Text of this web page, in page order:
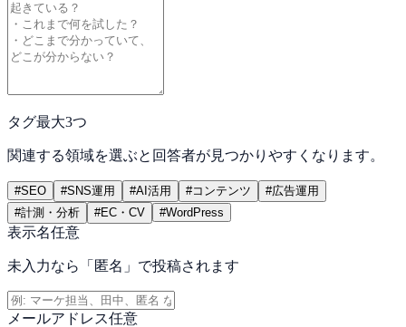
タグ最大3つ
関連する領域を選ぶと回答者が見つかりやすくなります。
#SEO #SNS運用 #AI活用 #コンテンツ #広告運用
#計測・分析 #EC・CV #WordPress
表示名任意
未入力なら「匿名」で投稿されます
メールアドレス任意